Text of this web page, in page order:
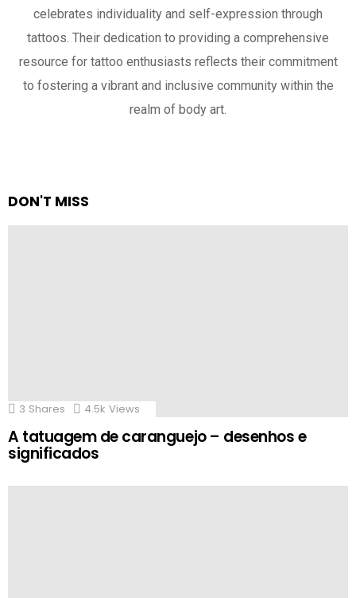
celebrates individuality and self-expression through
tattoos. Their dedication to providing a comprehensive
resource for tattoo enthusiasts reflects their commitment
to fostering a vibrant and inclusive community within the
realm of body art.
DON'T MISS
3 Shares 4.5k Views
A tatuagem de caranguejo – desenhos e
significados